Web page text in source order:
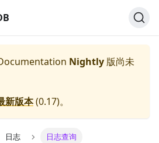
Nightly 版尚未
新版本(0.17)。
日志 日志查询